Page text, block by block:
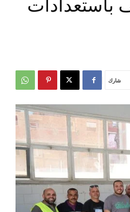
باستعدادات
شارك